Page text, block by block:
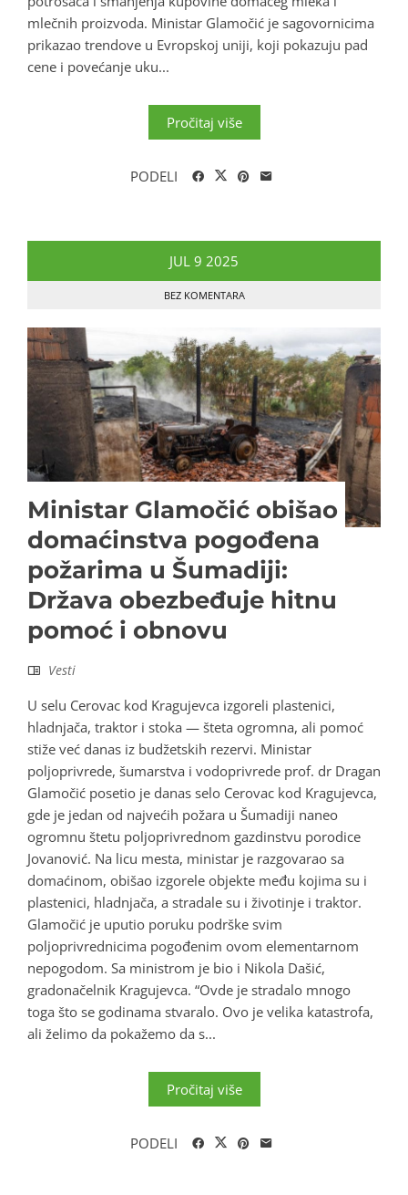
mlečnih proizvoda. Ministar Glamočić je sagovornicima
prikazao trendove u Evropskoj uniji, koji pokazuju pad
cene i povećanje uku...
Pročitaj više
PODELI
JUL 9 2025
BEZ KOMENTARA
Ministar Glamočić obišao
domaćinstva pogođena
požarima u Šumadiji:
Država obezbeđuje hitnu
pomoć i obnovu
Vesti
U selu Cerovac kod Kragujevca izgoreli plastenici,
hladnjača, traktor i stoka — šteta ogromna, ali pomoć
stiže već danas iz budžetskih rezervi. Ministar
poljoprivrede, šumarstva i vodoprivrede prof. dr Dragan
Glamočić posetio je danas selo Cerovac kod Kragujevca,
gde je jedan od najvećih požara u Šumadiji naneo
ogromnu štetu poljoprivrednom gazdinstvu porodice
Jovanović. Na licu mesta, ministar je razgovarao sa
domaćinom, obišao izgorele objekte među kojima su i
plastenici, hladnjača, a stradale su i životinje i traktor.
Glamočić je uputio poruku podrške svim
poljoprivrednicima pogođenim ovom elementarnom
nepogodom. Sa ministrom je bio i Nikola Dašić,
gradonačelnik Kragujevca. “Ovde je stradalo mnogo
toga što se godinama stvaralo. Ovo je velika katastrofa,
ali želimo da pokažemo da s...
Pročitaj više
PODELI